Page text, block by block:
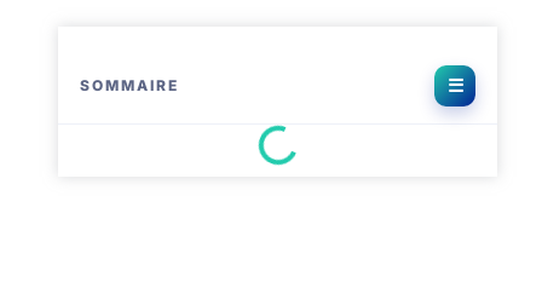
SOMMAIRE